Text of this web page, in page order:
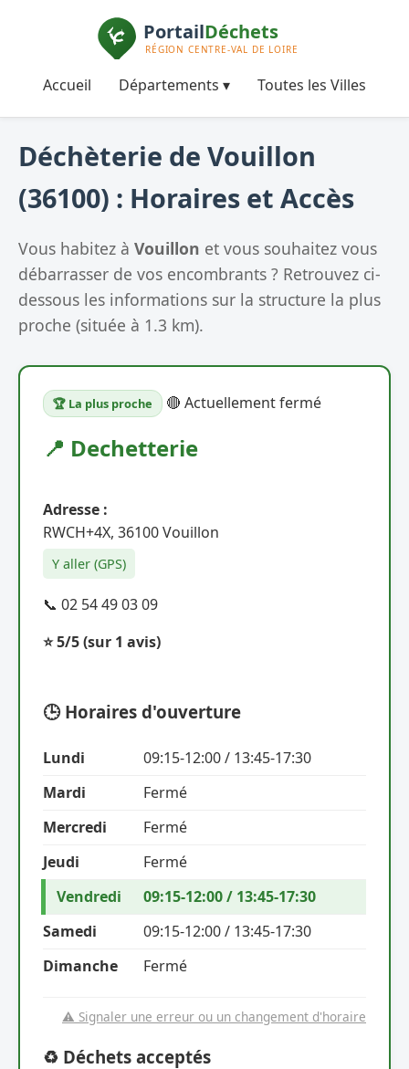
Accueil Départements ▾ Toutes les Villes
Déchèterie de Vouillon
(36100) : Horaires et Accès
Vous habitez à Vouillon et vous souhaitez vous
débarrasser de vos encombrants ? Retrouvez ci-
dessous les informations sur la structure la plus
proche (située à 1.3 km).
🏆 La plus proche 🔴 Actuellement fermé
📍 Dechetterie
Adresse :
RWCH+4X, 36100 Vouillon
Y aller (GPS)
📞 02 54 49 03 09
⭐ 5/5(sur 1 avis)
🕒 Horaires d'ouverture
Lundi
09:15-12:00 / 13:45-17:30
Mardi
Fermé
Mercredi
Fermé
Jeudi
Fermé
Vendredi
09:15-12:00 / 13:45-17:30
Samedi
09:15-12:00 / 13:45-17:30
Dimanche
Fermé
⚠️ Signaler une erreur ou un changement d'horaire
♻️ Déchets acceptés